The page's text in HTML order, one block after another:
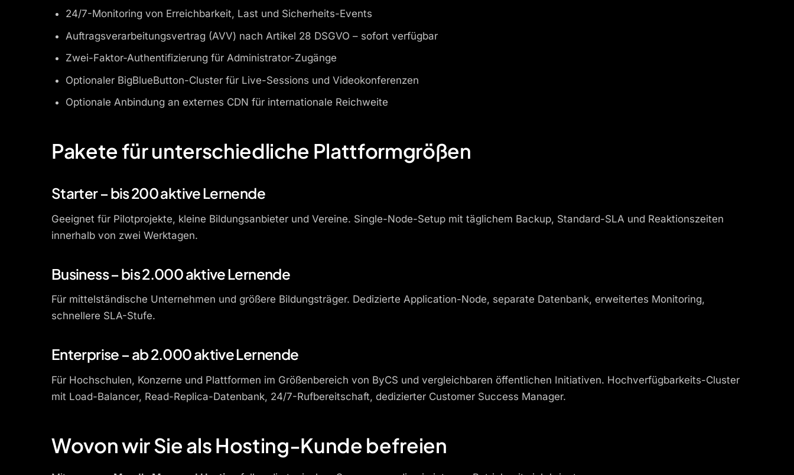
24/7-Monitoring von Erreichbarkeit, Last und Sicherheits-Events
Auftragsverarbeitungsvertrag (AVV) nach Artikel 28 DSGVO – sofort verfügbar
Zwei-Faktor-Authentifizierung für Administrator-Zugänge
Optionaler BigBlueButton-Cluster für Live-Sessions und Videokonferenzen
Optionale Anbindung an externes CDN für internationale Reichweite
Pakete für unterschiedliche Plattformgrößen
Starter – bis 200 aktive Lernende
Geeignet für Pilotprojekte, kleine Bildungsanbieter und Vereine. Single-Node-Setup mit täglichem Backup, Standard-SLA und Reaktionszeiten
innerhalb von zwei Werktagen.
Business – bis 2.000 aktive Lernende
Für mittelständische Unternehmen und größere Bildungsträger. Dedizierte Application-Node, separate Datenbank, erweitertes Monitoring,
schnellere SLA-Stufe.
Enterprise – ab 2.000 aktive Lernende
Für Hochschulen, Konzerne und Plattformen im Größenbereich von ByCS und vergleichbaren öffentlichen Initiativen. Hochverfügbarkeits-Cluster
mit Load-Balancer, Read-Replica-Datenbank, 24/7-Rufbereitschaft, dedizierter Customer Success Manager.
Wovon wir Sie als Hosting-Kunde befreien